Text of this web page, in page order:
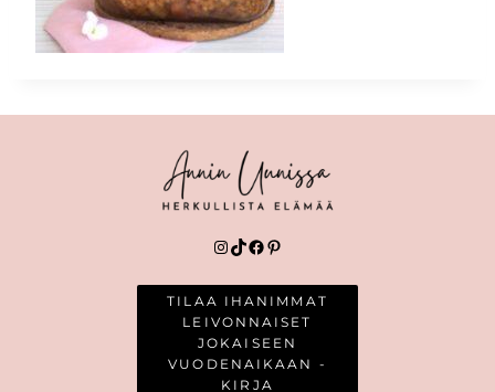
Instagram
TikTok
Facebook
Pinterest
TILAA IHANIMMAT
LEIVONNAISET
JOKAISEEN
VUODENAIKAAN -
KIRJA